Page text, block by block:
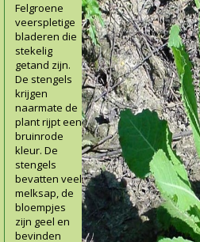
Felgroene
veerspletige
bladeren die
stekelig
getand zijn.
De stengels
krijgen
naarmate de
plant rijpt een
bruinrode
kleur. De
stengels
bevatten veel
melksap, de
bloempjes
zijn geel en
bevinden